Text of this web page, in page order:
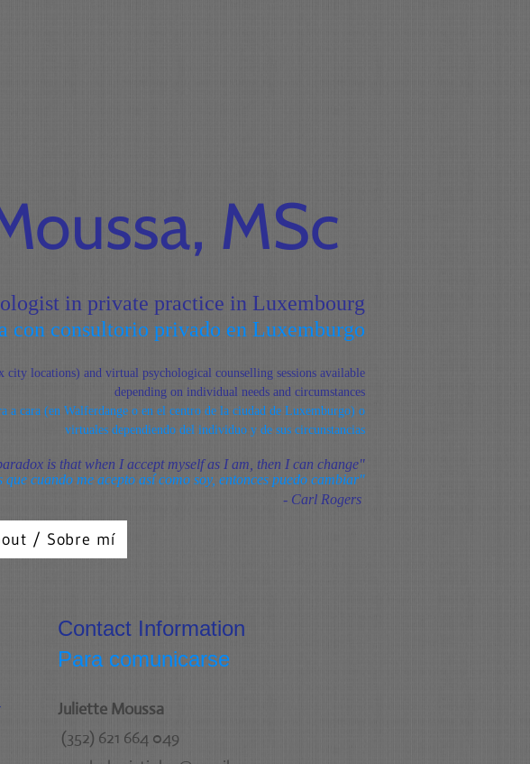
MSc
in private practice in Luxembourg
con consultorio privado en Luxemburgo
city locations) and virtual psychological counselling sessions available
depending on individual needs and circumstances
a cara (en Walferdange o en el centro de la ciudad de Luxemburgo) o
virtuales dependiendo del individuo y de sus circunstancias
is that when I accept myself as I am, then I can change"
cuando me acepto así como soy, entonces puedo cambiar"
- Carl Rogers
/ Sobre mí
Contact Information
Para comunicarse
Juliette Moussa
(352) 621 664 049